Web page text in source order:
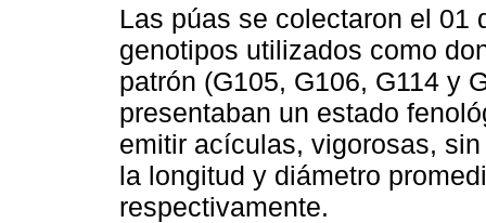
Las púas se colectaron el 01
genotipos utilizados como
patrón (G105, G106, G114 y
presentaban un estado
emitir acículas, vigorosas,
la longitud y diámetro
respectivamente.